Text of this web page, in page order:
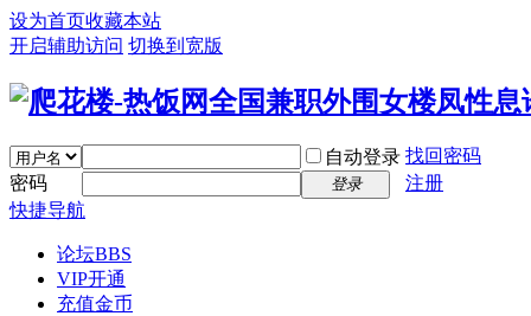
设为首页收藏本站
开启辅助访问 切换到宽版
自动登录 找回密码
密码
登录
注册
快捷导航
论坛BBS
VIP开通
充值金币